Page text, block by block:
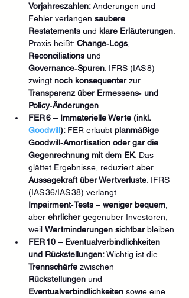
Vorjahreszahlen: Änderungen und
Fehler verlangen saubere
Restatements und klare Erläuterungen
Praxis heißt: Change‑Logs
Reconciliations und
Governance‑Spuren . IFRS (IAS 8)
zwingt noch konsequenter zur
Transparenz über Ermessens‑ und
Policy‑Änderungen
FER 6 – Immaterielle Werte (inkl.
Goodwill): FER erlaubt planmäßige
Goodwill‑Amortisation oder gar die
Gegenrechnung mit dem EK. Das
glättet Ergebnisse, reduziert aber
Aussagekraft über Wertverluste . IFRS
(IAS 36/IAS 38) verlangt
Impairment‑Tests – weniger bequem
aber ehrlicher gegenüber Investoren,
weil Wertminderungen sichtbar bleiben.
FER 10 – Eventualverbindlichkeiten
und Rückstellungen: Wichtig ist die
Trennschärfe zwischen
Rückstellungen und
Eventualverbindlichkeiten sowie eine